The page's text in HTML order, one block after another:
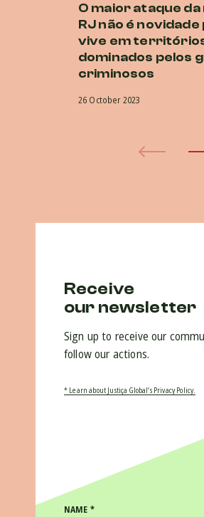
O maior ataque da
RJ não é
vive em
dominados pelos
criminosos
26 October 2023
Receive
our newsletter
Sign up to receive our
follow our actions.
* Learn about Justiça Global’s Privacy Policy.
NAME *